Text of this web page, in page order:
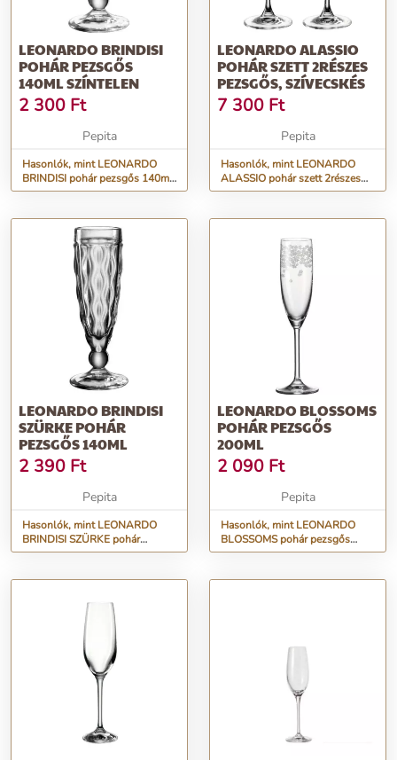
LEONARDO BRINDISI
POHÁR PEZSGŐS
140ML SZÍNTELEN
2 300 Ft
Pepita
Hasonlók, mint LEONARDO
BRINDISI pohár pezsgős 140ml
színtelen
LEONARDO ALASSIO
POHÁR SZETT 2RÉSZES
PEZSGŐS, SZÍVECSKÉS
7 300 Ft
Pepita
Hasonlók, mint LEONARDO
ALASSIO pohár szett 2részes
pezsgős, szívecskés
LEONARDO BRINDISI
SZÜRKE POHÁR
PEZSGŐS 140ML
2 390 Ft
Pepita
Hasonlók, mint LEONARDO
BRINDISI SZÜRKE pohár
pezsgős 140ml
LEONARDO BLOSSOMS
POHÁR PEZSGŐS
200ML
2 090 Ft
Pepita
Hasonlók, mint LEONARDO
BLOSSOMS pohár pezsgős
200ml